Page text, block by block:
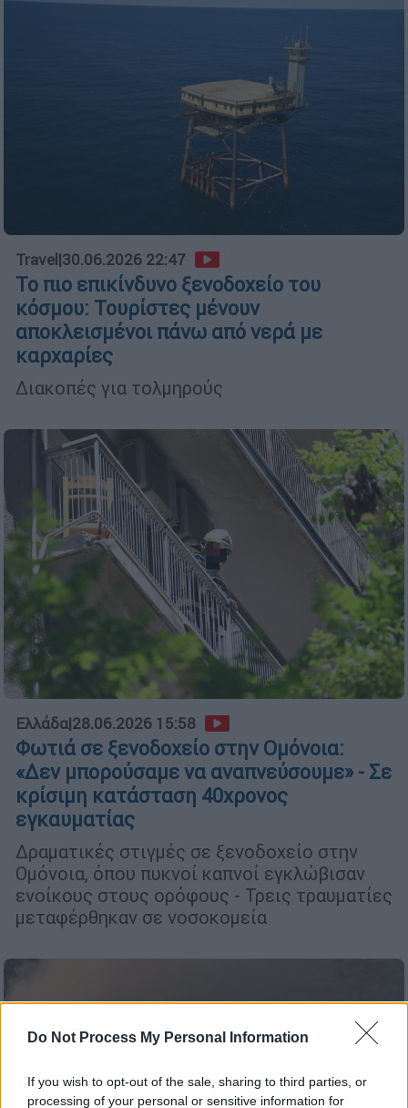
Do Not Process My Personal Information
If you wish to opt-out of the sale, sharing to third parties, or
processing of your personal or sensitive information for
Travel |30.06.2026 22:47
Το πιο επικίνδυνο ξενοδοχείο του
κόσμου: Τουρίστες μένουν
αποκλεισμένοι πάνω από νερά με
καρχαρίες
Διακοπές για τολμηρούς
Ελλάδα|28.06.2026 15:58
Φωτιά σε ξενοδοχείο στην Ομόνοια:
«Δεν μπορούσαμε να αναπνεύσουμε» - Σε
κρίσιμη κατάσταση 40χρονος
εγκαυματίας
Δραματικές στιγμές σε ξενοδοχείο στην
Ομόνοια, όπου πυκνοί καπνοί εγκλώβισαν
ενοίκους στους ορόφους - Τρεις τραυματίες
μεταφέρθηκαν σε νοσοκομεία